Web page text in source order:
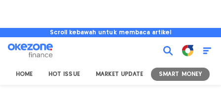
Scroll kebawah untuk membaca artikel
HOME HOT ISSUE MARKET UPDATE SMART MONEY